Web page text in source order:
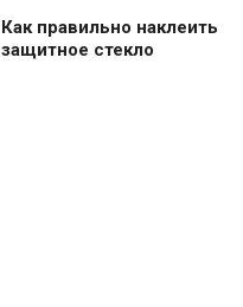
Как правильно наклеить
защитное стекло